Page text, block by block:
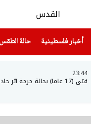
أخبار فلسطينية(current) حالة الطقس
23:44
فتى (17 عاما) بحالة حرجة اثر حادث طرق في عرعرة النقب